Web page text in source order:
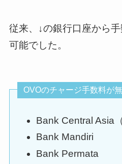
従来、↓の銀行口座から
可能でした。
OVOのチャージ手数料が
Bank Central Asia
Bank Mandiri
Bank Permata